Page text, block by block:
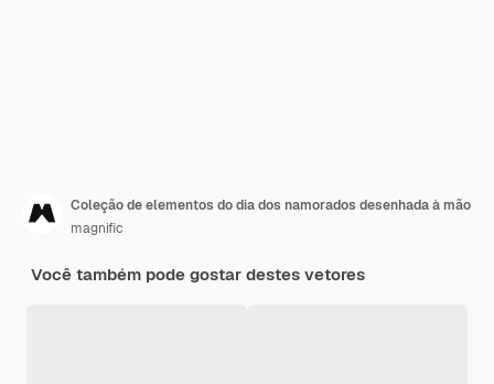
Coleção de elementos do dia dos namorados desenhada à mão
magnific
Você também pode gostar destes vetores